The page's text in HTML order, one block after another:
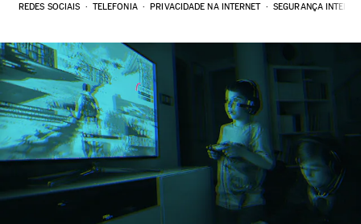
REDES SOCIAIS TELEFONIA PRIVACIDADE NA INTERNET SEGURANÇA